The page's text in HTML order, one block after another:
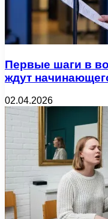
Первые шаги в
ждут
02.04.2026